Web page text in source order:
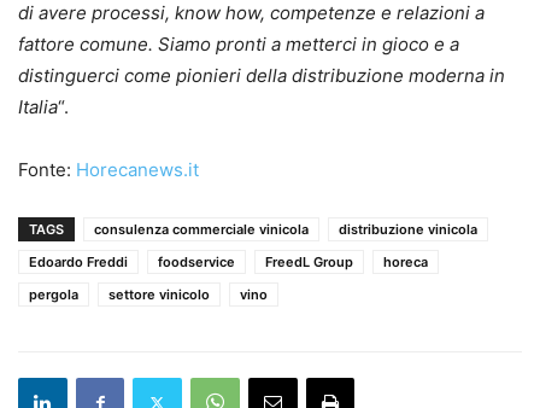
di avere processi, know how, competenze e relazioni a
fattore comune. Siamo pronti a metterci in gioco e a
distinguerci come pionieri della distribuzione moderna in
Italia“.
Fonte: Horecanews.it
TAGS consulenza commerciale vinicola
distribuzione vinicola
Edoardo Freddi
foodservice FreedL Group
horeca
pergola
settore vinicolo vino